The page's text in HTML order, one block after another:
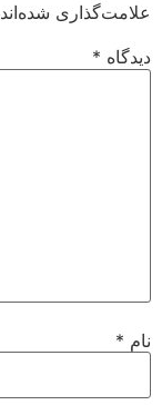
علامت‌گذاری شده‌اند
دیدگاه *
نام *